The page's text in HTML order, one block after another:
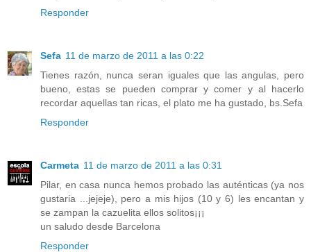
Responder
Sefa 11 de marzo de 2011 a las 0:22
Tienes razón, nunca seran iguales que las angulas, pero
bueno, estas se pueden comprar y comer y al hacerlo
recordar aquellas tan ricas, el plato me ha gustado, bs.Sefa
Responder
Carmeta 11 de marzo de 2011 a las 0:31
Pilar, en casa nunca hemos probado las auténticas (ya nos
gustaria ...jejeje), pero a mis hijos (10 y 6) les encantan y
se zampan la cazuelita ellos solitos¡¡¡
un saludo desde Barcelona
Responder